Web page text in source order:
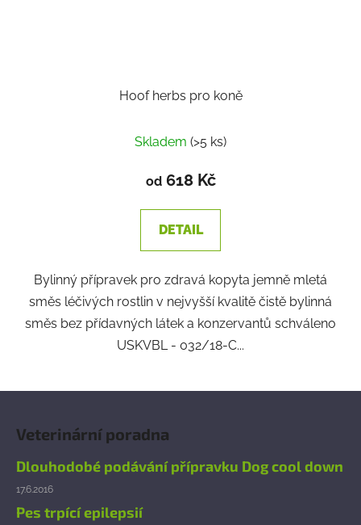
Hoof herbs pro koně
Skladem (>5 ks)
od618 Kč
DETAIL
Bylinný přípravek pro zdravá kopyta jemně mletá
směs léčivých rostlin v nejvyšší kvalitě čistě bylinná
směs bez přídavných látek a konzervantů schváleno
USKVBL - 032/18-C...
Veterinární poradna
Dlouhodobé podávání přípravku Dog cool down
17.6.2016
Pes trpící epilepsií